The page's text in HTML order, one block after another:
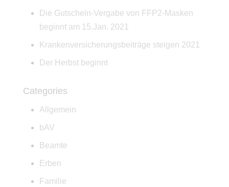
Die Gutschein-Vergabe von FFP2-Masken
beginnt am 15.Jan. 2021
Krankenversicherungsbeiträge steigen 2021
Der Herbst beginnt
Categories
Allgemein
bAV
Beamte
Erben
Familie